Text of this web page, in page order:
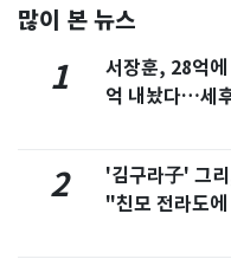
많이 본 뉴스
1
서장훈, 28억
억 내놨다…세
2
'김구라子' 그
"친모 전라도